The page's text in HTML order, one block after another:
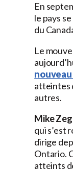
En
le pays
du
Le
atteintes
autres.
Mike
qui s’est
dirige
Ontario.
atteints